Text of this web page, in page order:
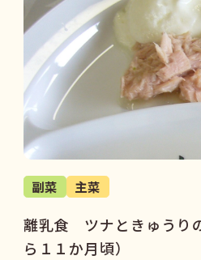
副菜 主菜
離乳食 ツナときゅうり
ら１１か月頃）